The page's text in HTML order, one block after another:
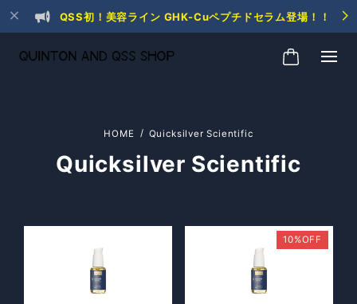
QSS初！美容ライン GHK-Cuペプチドセラム登場！！
Quicksilver Scientific
Quicksilver Scientific
10%OFF